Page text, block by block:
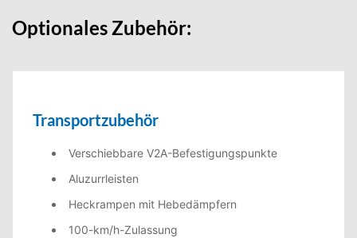
Optionales Zubehör:
Transportzubehör
Verschiebbare V2A-Befestigungspunkte
Aluzurrleisten
Heckrampen mit Hebedämpfern
100-km/h-Zulassung